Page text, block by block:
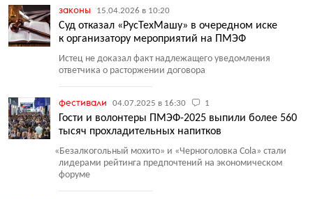
законы 15.04.2026 в 10:20
Суд отказал «РусТехМашу» в очередном иске
к организатору мероприятий на ПМЭФ
Истец не доказал факт надлежащего уведомления
ответчика о расторжении договора
фестивали 04.07.2025 в 16:30 1
Гости и волонтеры ПМЭФ-2025 выпили более 560
тысяч прохладительных напитков
«Безалкогольный мохито» и «Черноголовка Сola» стали
лидерами рейтинга предпочтений на экономическом
форуме